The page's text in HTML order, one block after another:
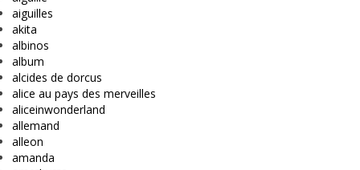
aiguilles
akita
albinos
album
alcides de dorcus
alice au pays des merveilles
aliceinwonderland
allemand
alleon
amanda